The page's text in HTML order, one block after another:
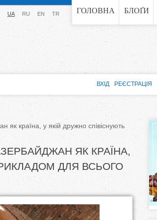
Jump to navigation ГОЛОВНА БЛОҐИ
UA RU EN TR
як країна, у якій дружно співіснують
ЯК КРАЇНА,
ДЛЯ ВСЬОГО
ВХІД РЕЄСТРАЦІЯ